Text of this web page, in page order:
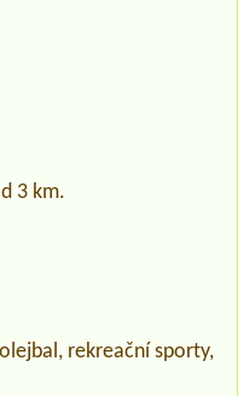
3 km.
rekreační sporty,